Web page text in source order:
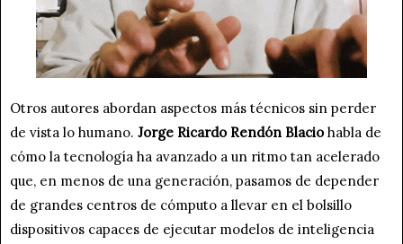
Otros autores abordan aspectos más técnicos sin perder
de vista lo humano. Jorge Ricardo Rendón Blaciohabla de
cómo la tecnología ha avanzado a un ritmo tan acelerado
que, en menos de una generación, pasamos de depender
de grandes centros de cómputo a llevar en el bolsillo
dispositivos capaces de ejecutar modelos de inteligencia